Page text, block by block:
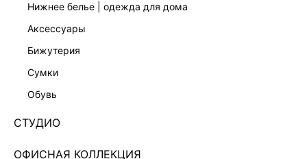
нижнее белье | одежда для дома
аксессуары
бижутерия
сумки
обувь
СТУДИО
ОФИСНАЯ КОЛЛЕКЦИЯ
ЭКСКЛЮЗИВНО ОНЛАЙН
ПРЯМЫЕ ДЖИНСЫ СО СРЕДНЕЙ ПОСАДКОЙ
6254414736-103
5 599 ₽-71%
400 ₽ x 4 платежа с Подели
ЦВЕТ:СИНИЙ /ИНДИГО